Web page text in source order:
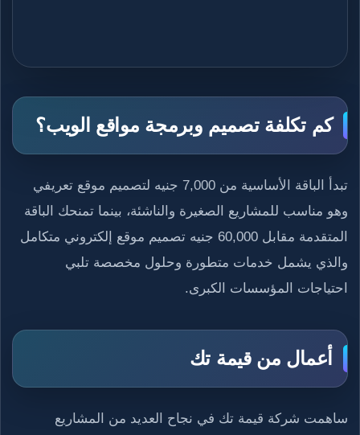
كم تكلفة تصميم وبرمجة مواقع الويب؟
تبدأ الباقة الأساسية من 7,000 جنيه لتصميم موقع تعريفي
وهو مناسب للمشاريع الصغيرة والناشئة، بينما تمنحك الباقة
المتقدمة مقابل 60,000 جنيه تصميم موقع إلكتروني متكامل
والذي يشمل خدمات متطورة وحلول مخصصة تلبي
احتياجات المؤسسات الكبرى.
أعمال من قيمة تك
ساهمت شركة قيمة تك في نجاح العديد من المشاريع